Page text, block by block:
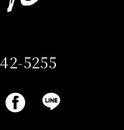
5255